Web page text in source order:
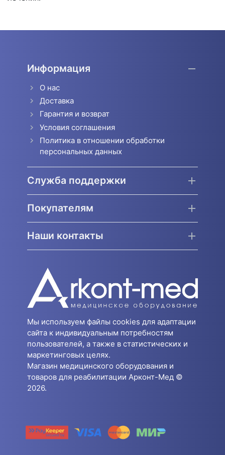
Информация
О нас
Доставка
Гарантия и возврат
Условия соглашения
Политика в отношении обработки
персональных данных
Служба поддержки
Покупателям
Наши контакты
Мы используем файлы cookies для адаптации
сайта к индивидуальным потребностям
пользователей, а также в статистических и
маркетинговых целях.
Магазин медицинского оборудования и
товаров для реабилитации Арконт-Мед ©
2026.